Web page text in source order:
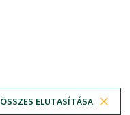
ÖSSZES ELUTASÍTÁSA